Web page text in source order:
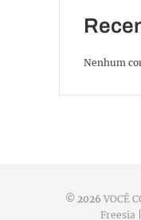
Nenhum
© 2026 VOCÊ
Freesia